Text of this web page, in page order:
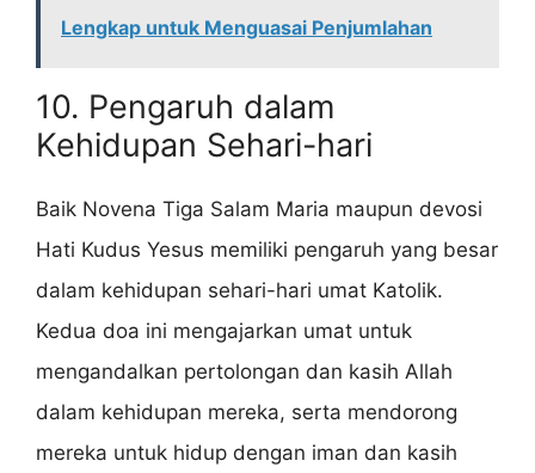
Lengkap untuk Menguasai Penjumlahan
10. Pengaruh dalam
Kehidupan Sehari-hari
Baik Novena Tiga Salam Maria maupun devosi
Hati Kudus Yesus memiliki pengaruh yang besar
dalam kehidupan sehari-hari umat Katolik.
Kedua doa ini mengajarkan umat untuk
mengandalkan pertolongan dan kasih Allah
dalam kehidupan mereka, serta mendorong
mereka untuk hidup dengan iman dan kasih